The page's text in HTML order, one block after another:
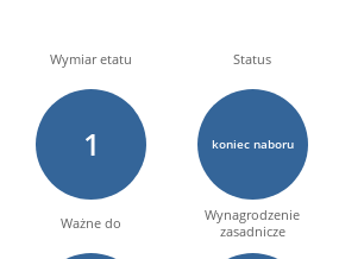
Wymiar etatu
1
Status
koniec naboru
Ważne do
Wynagrodzenie
zasadnicze